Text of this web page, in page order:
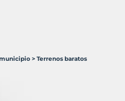
> Terrenos baratos